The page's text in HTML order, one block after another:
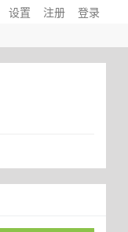
设置 注册
登录